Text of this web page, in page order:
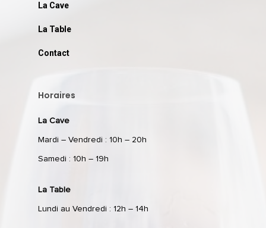
La Cave
La Table
Contact
Horaires
La Cave
Mardi – Vendredi : 10h – 20h
Samedi : 10h – 19h
La Table
Lundi au Vendredi : 12h – 14h